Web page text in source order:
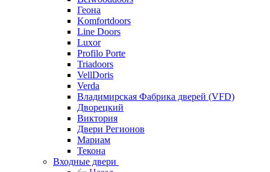
Геона
Komfortdoors
Line Doors
Luxor
Profilo Porte
Triadoors
VellDoris
Verda
Владимирская Фабрика дверей (VFD)
Дворецкий
Виктория
Двери Регионов
Мариам
Текона
Входные двери